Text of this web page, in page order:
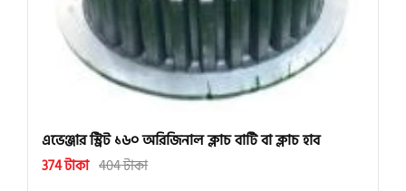
এভেঞ্জার স্ট্রিট ১৬০ অরিজিনাল ক্লাচ বাটি বা ক্লাচ হাব
374 টাকা 404 টাকা